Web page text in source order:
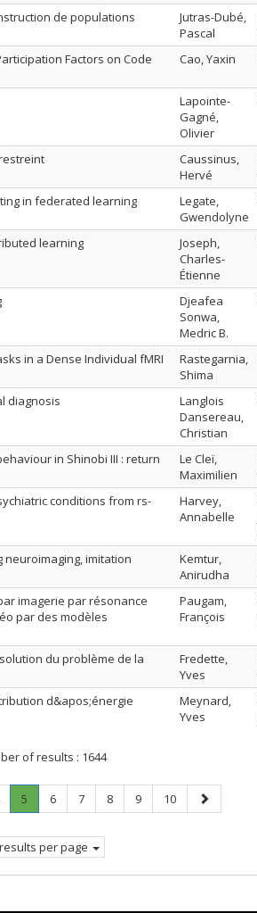
de populations
Jutras-Dubé,
Pascal
Factors on Code
Cao, Yaxin
Lapointe-
Gagné,
Olivier
Caussinus,
Hervé
in federated learning
Legate,
Gwendolyne
learning
Joseph,
Charles-
Étienne
Djeafea
Sonwa,
Medric B.
in a Dense Individual fMRI
Rastegarnia,
Shima
diagnosis
Langlois
Dansereau,
Christian
‌in‌ ‌Shinobi‌ ‌III‌ ‌:‌ ‌return‌
Le Cleï,
Maximilien
conditions from rs-
Harvey,
Annabelle
imitation
Kemtur,
Anirudha
imagerie par résonance
par des modèles
Paugam,
François
du problème de la
Fredette,
Yves
d&apos;énergie
Meynard,
Yves
of results : 1644
Page
5.
Current
Page
6 Page
7 Page
8 Page
9 Page
10
Next
page
per page